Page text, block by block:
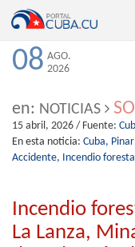
08 AGO.
2026
en: NOTICIAS
15 abril, 2026 / Fuente:
En esta noticia: Cuba,
Accidente, Incendio
Incendio
La Lanza,